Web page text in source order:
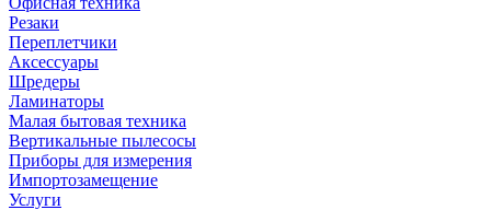
Резаки
Переплетчики
Аксессуары
Шредеры
Ламинаторы
Малая бытовая техника
Вертикальные пылесосы
Приборы для измерения
Импортозамещение
Услуги